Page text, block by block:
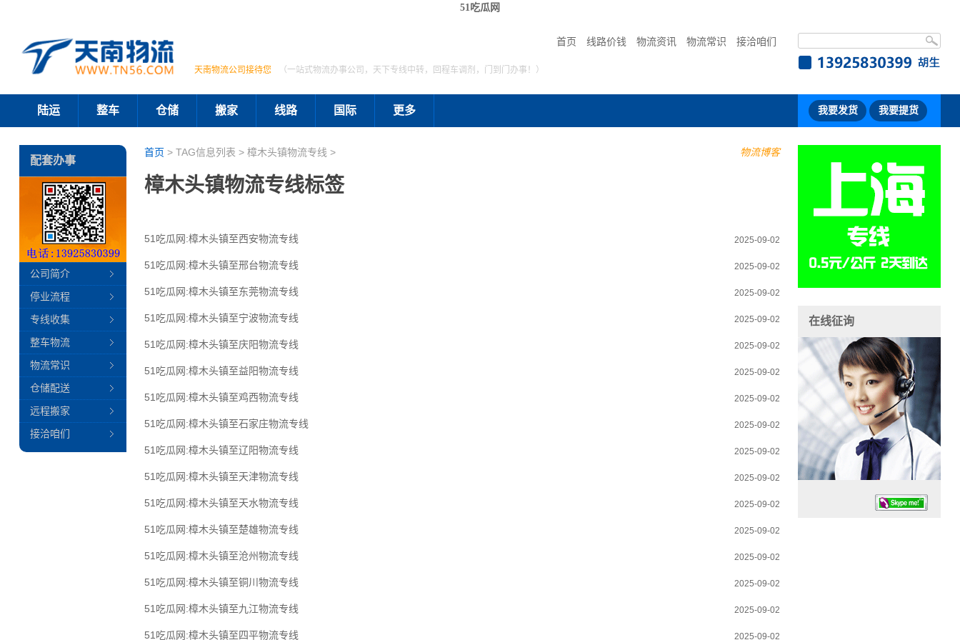
51吃瓜网
首页 线路价钱 物流资讯 物流常识 接洽咱们
天南物流公司接待您 （一站式物流办事公司，天下专线中转，回程车调剂，门到门办事！）
陆运 整车 仓储 搬家 线路 国际 更多 我要发货 我要提货
物流博客
首页 > TAG信息列表 > 樟木头镇物流专线 >
樟木头镇物流专线标签
2025-09-02
51吃瓜网:樟木头镇至西安物流专线
2025-09-02
51吃瓜网:樟木头镇至邢台物流专线
2025-09-02
51吃瓜网:樟木头镇至东莞物流专线
2025-09-02
51吃瓜网:樟木头镇至宁波物流专线
2025-09-02
51吃瓜网:樟木头镇至庆阳物流专线
2025-09-02
51吃瓜网:樟木头镇至益阳物流专线
2025-09-02
51吃瓜网:樟木头镇至鸡西物流专线
2025-09-02
51吃瓜网:樟木头镇至石家庄物流专线
2025-09-02
51吃瓜网:樟木头镇至辽阳物流专线
2025-09-02
51吃瓜网:樟木头镇至天津物流专线
2025-09-02
51吃瓜网:樟木头镇至天水物流专线
2025-09-02
51吃瓜网:樟木头镇至楚雄物流专线
2025-09-02
51吃瓜网:樟木头镇至沧州物流专线
2025-09-02
51吃瓜网:樟木头镇至铜川物流专线
2025-09-02
51吃瓜网:樟木头镇至九江物流专线
2025-09-02
51吃瓜网:樟木头镇至四平物流专线
配套办事
公司简介
停业流程
专线收集
整车物流
物流常识
仓储配送
远程搬家
接洽咱们
在线征询